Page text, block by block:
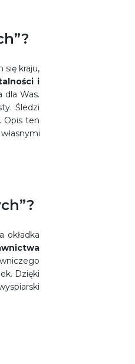
się kraju,
i
dla Was.
Śledzi
Opis ten
okładka
Dzięki